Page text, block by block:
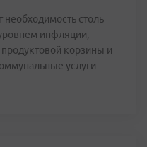
столь
инфляции,
корзины и
услуги